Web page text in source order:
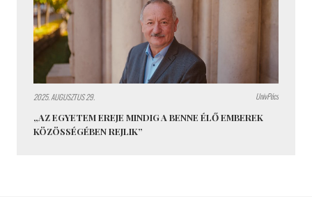
2025. AUGUSZTUS 29. UnivPécs
„AZ EGYETEM EREJE MINDIG A BENNE ÉLŐ EMBEREK
KÖZÖSSÉGÉBEN REJLIK”